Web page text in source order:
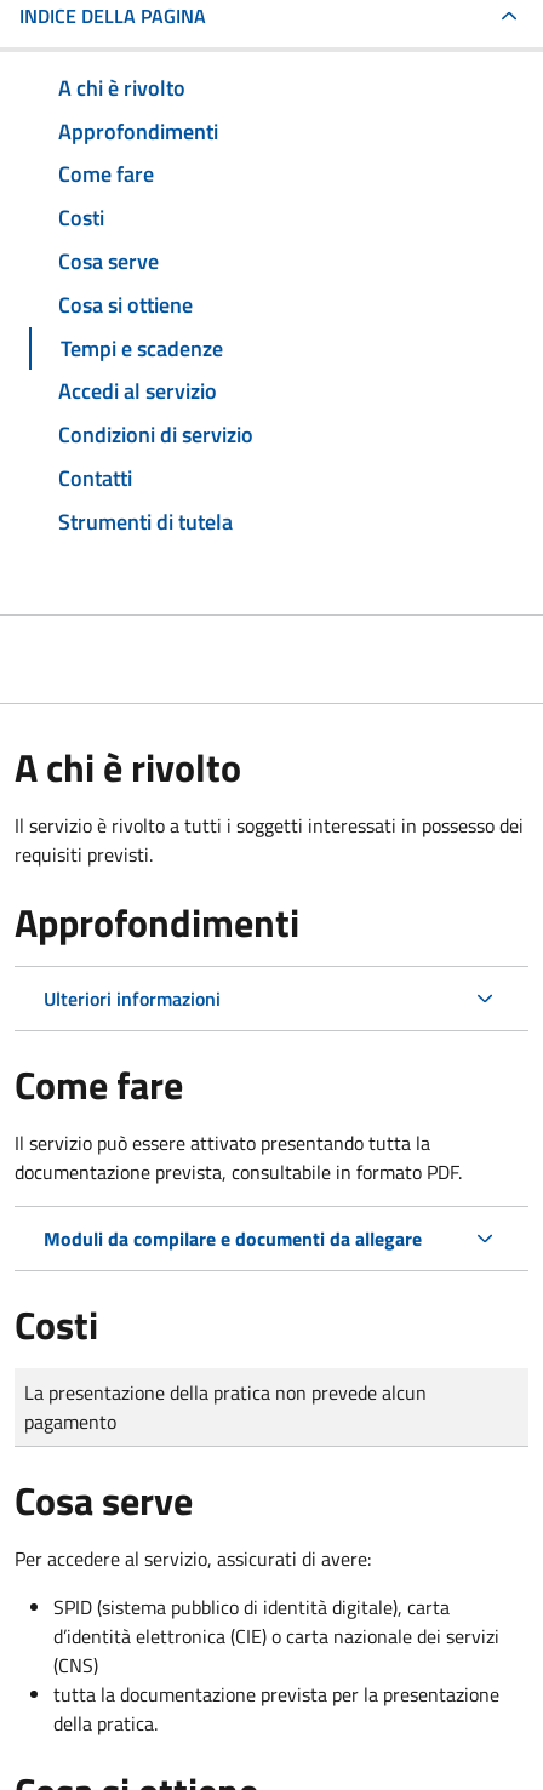
INDICE DELLA PAGINA
A chi è rivolto
Approfondimenti
Come fare
Costi
Cosa serve
Cosa si ottiene
Tempi e scadenze
Accedi al servizio
Condizioni di servizio
Contatti
Strumenti di tutela
A chi è rivolto
Il servizio è rivolto a tutti i soggetti interessati in possesso dei
requisiti previsti.
Approfondimenti
Ulteriori informazioni
Come fare
Il servizio può essere attivato presentando tutta la
documentazione prevista, consultabile in formato PDF.
Moduli da compilare e documenti da allegare
Costi
Tipo di pagamento
Importo
La presentazione della pratica non prevede alcun
pagamento
Cosa serve
Per accedere al servizio, assicurati di avere:
SPID (sistema pubblico di identità digitale), carta
d’identità elettronica (CIE) o carta nazionale dei servizi
(CNS)
tutta la documentazione prevista per la presentazione
della pratica.